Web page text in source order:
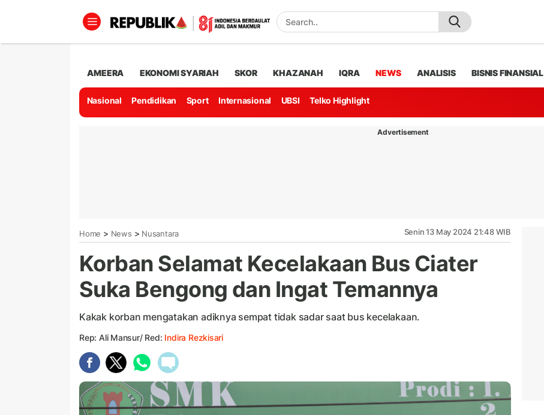
AMEERA EKONOMI SYARIAH SKOR KHAZANAH IQRA NEWS ANALISIS BISNIS FINANSIAL
Nasional Pendidikan Sport Internasional UBSI Telko Highlight
Advertisement
Home > News > Nusantara Senin 13 May 2024 21:48 WIB
Korban Selamat Kecelakaan Bus Ciater
Suka Bengong dan Ingat Temannya
Kakak korban mengatakan adiknya sempat tidak sadar saat bus kecelakaan.
Rep: Ali Mansur/ Red: Indira Rezkisari